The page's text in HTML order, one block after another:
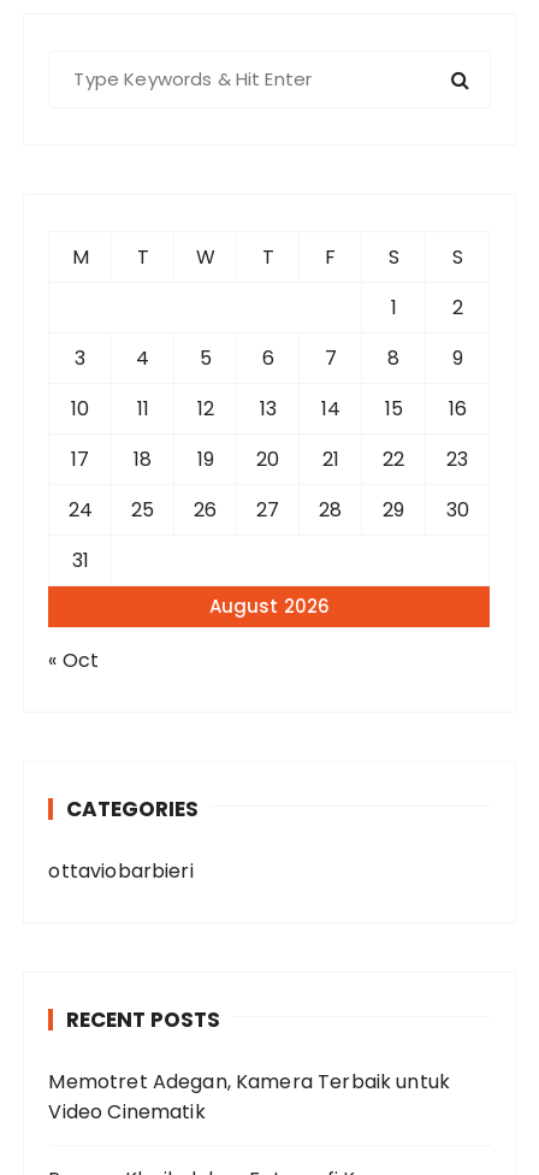
August 2026
M T W T F S
S
1
2
3
4 5 6 7 8
9
10
11 12 13 14 15
16
17
18 19 20 21 22
23
24
25 26 27 28 29
30
31
« Oct
CATEGORIES
ottaviobarbieri
RECENT POSTS
Memotret Adegan, Kamera Terbaik untuk
Video Cinematik